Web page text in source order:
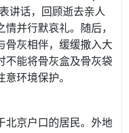
讲话，回顾逝去亲人
并行默哀礼。随后，
骨灰相伴，缓缓撒入大
不能将骨灰盒及骨灰袋
环境保护。
京户口的居民。外地